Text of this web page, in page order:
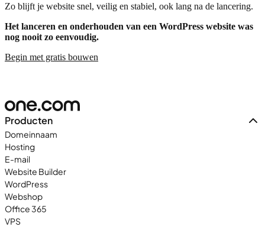
Zo blijft je website snel, veilig en stabiel, ook lang na de lancering.
Het lanceren en onderhouden van een WordPress website was
nog nooit zo eenvoudig.
Begin met gratis bouwen
Producten
Domeinnaam
Hosting
E-mail
Website Builder
WordPress
Webshop
Office 365
VPS